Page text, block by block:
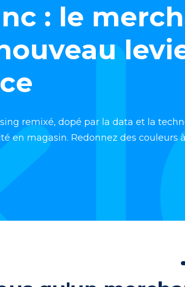
: le
remixé, dopé par la data et la
en magasin. Redonnez des couleurs